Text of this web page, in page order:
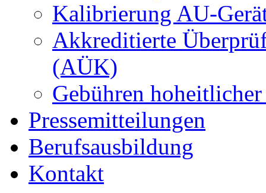
Kalibrierung AU-
Akkreditierte
(AÜK)
Gebühren
Pressemitteilungen
Berufsausbildung
Kontakt